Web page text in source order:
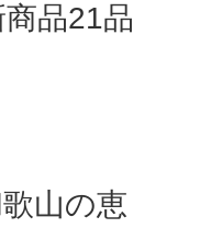
品21品
山の恵